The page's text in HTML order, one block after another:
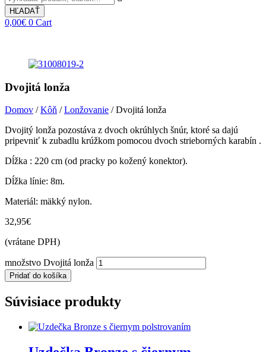
HĽADAŤ
0,00€ 0 Cart
Dvojitá lonža
Domov /Kôň /Lonžovanie / Dvojitá lonža
Dvojitý lonža pozostáva z dvoch okrúhlych šnúr, ktoré sa dajú
pripevniť k zubadlu krúžkom pomocou dvoch strieborných karabín .
Dĺžka : 220 cm (od pracky po kožený konektor).
Dĺžka línie: 8m.
Materiál: mäkký nylon.
32,95€
(vrátane DPH)
množstvo Dvojitá lonža
Pridať do košíka
Súvisiace produkty